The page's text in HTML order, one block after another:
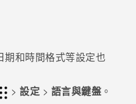
期和時間格式等設定也
> 設定 > 語言與鍵盤 。